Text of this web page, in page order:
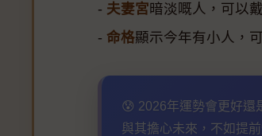
- 夫妻宮暗淡嘅人，可以
- 命格顯示今年有小人，
😰 2026年運勢會更好還
與其擔心未來，不如提前